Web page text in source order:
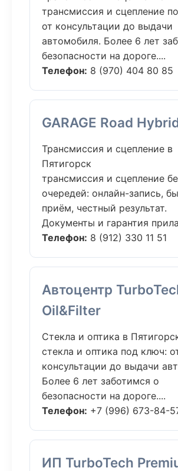
трансмиссия и сцепление
от консультации до выдачи
автомобиля. Более 6 лет
безопасности на дороге....
Телефон: 8 (970) 404 80 85
GARAGE Road
Трансмиссия и сцепление в
Пятигорск
трансмиссия и сцепление
очередей: онлайн-запись,
приём, честный результат.
Документы и гарантия
Телефон: 8 (912) 330 11 51
Автоцентр
Oil&Filter
Стекла и оптика в
стекла и оптика под ключ:
консультации до выдачи
Более 6 лет заботимся о
безопасности на дороге....
Телефон: +7 (996) 673-84-
ИП TurboTech